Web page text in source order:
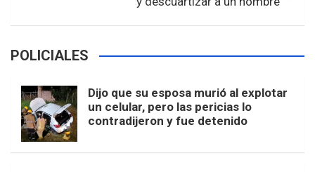
POLICIALES
Dijo que su esposa murió al explotar
un celular, pero las pericias lo
contradijeron y fue detenido